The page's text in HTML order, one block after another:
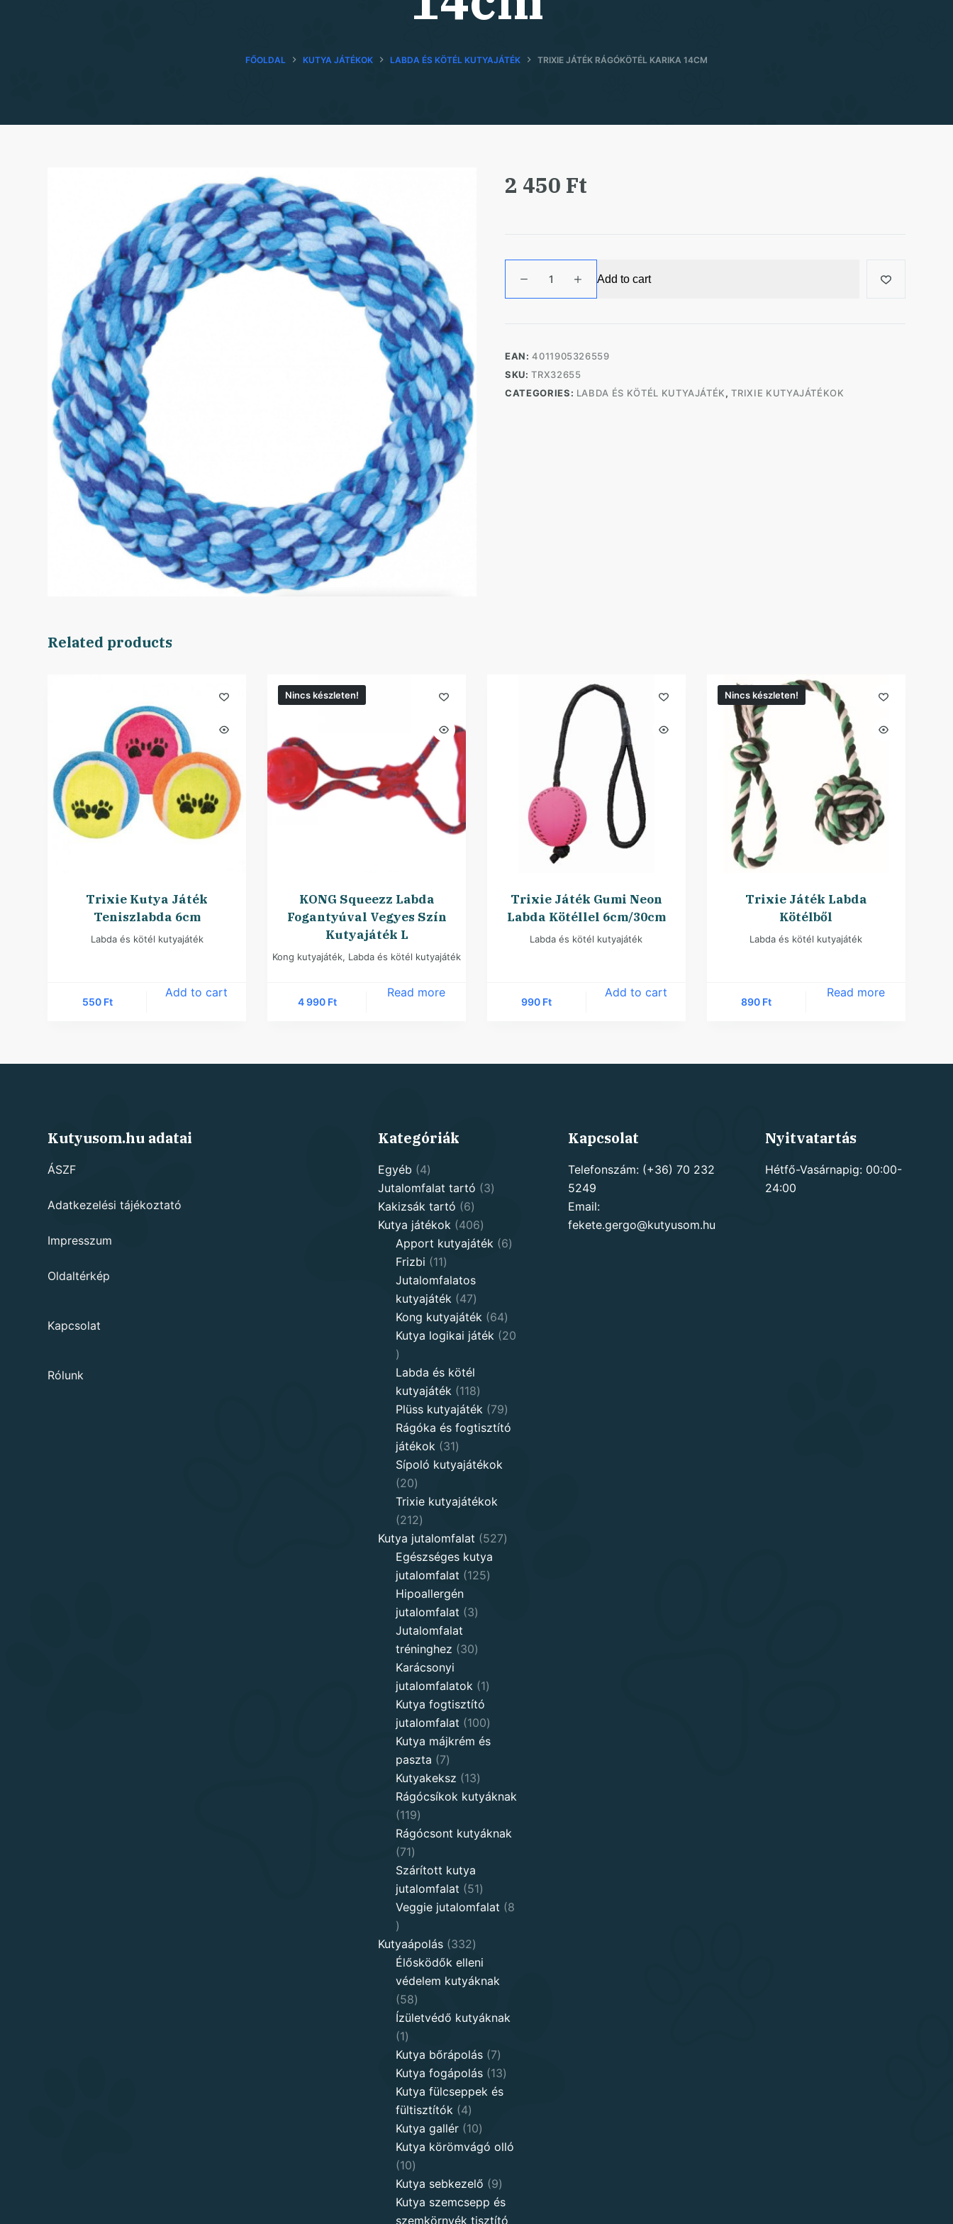
FŐOLDAL KUTYA JÁTÉKOK LABDA ÉS KÖTÉL KUTYAJÁTÉK TRIXIE JÁTÉK RÁGÓKÖTÉL KARIKA 14CM
2 450 Ft
Játék
Rágókötél
quantity
Add to cart
EAN:4011905326559
SKU:TRX32655
CATEGORIES: LABDA ÉS KÖTÉL KUTYAJÁTÉK,TRIXIE KUTYAJÁTÉKOK
Related products
Trixie Kutya Játék
Teniszlabda 6cm
Labda és kötél kutyajáték
550 Ft
Add to cart
Nincs készleten!
KONG Squeezz Labda
Fogantyúval Vegyes Szín
Kutyajáték L
Kong kutyajáték, Labda és kötél kutyajáték
4 990 Ft
Read more
Trixie Játék Gumi Neon
Labda Kötéllel 6cm/30cm
Labda és kötél kutyajáték
990 Ft
Add to cart
Nincs készleten!
Trixie Játék Labda
Kötélből
Labda és kötél kutyajáték
890 Ft
Read more
Kutyusom.hu adatai
ÁSZF
Adatkezelési tájékoztató
Impresszum
Oldaltérkép
Kapcsolat
Rólunk
Kategóriák
Egyéb 44
products
Jutalomfalat tartó 33
Kakizsák tartó 66
products
Kutya játékok 406406
products
Apport kutyajáték 66
Frizbi 1111
products
Jutalomfalatos
kutyajáték
4747
products
Kong kutyajáték 6464
products
Kutya logikai játék
20
20
products
Labda és kötél
kutyajáték
118118
products
Plüss kutyajáték 7979
products
Rágóka és fogtisztító
játékok
3131
products
Sípoló kutyajátékok
2020
products
Trixie kutyajátékok
212212
products
Kutya jutalomfalat 527527
Egészséges kutya
jutalomfalat
125125
Hipoallergén
jutalomfalat
33
Jutalomfalat
tréninghez
3030
Karácsonyi
jutalomfalatok
11
Kutya fogtisztító
jutalomfalat
100100
products
Kutya májkrém és
paszta
77
products
Kutyakeksz 1313
products
Rágócsíkok kutyáknak
119119
products
Rágócsont kutyáknak
7171
products
Szárított kutya
jutalomfalat
5151
products
Veggie jutalomfalat
8
8
products
Kutyaápolás 332332
products
Élősködők elleni
védelem kutyáknak
5858
products
Ízületvédő kutyáknak
11
product
Kutya bőrápolás 77
products
Kutya fogápolás 1313
products
Kutya fülcseppek és
fültisztítók
44
products
Kutya gallér 1010
products
Kutya körömvágó olló
1010
products
Kutya sebkezelő 99
products
Kutya szemcsepp és
szemkörnyék tisztító
Kapcsolat
Telefonszám: (+36) 70 232
5249
Email:
fekete.gergo@kutyusom.hu
Nyitvatartás
Hétfő-Vasárnapig: 00:00-
24:00